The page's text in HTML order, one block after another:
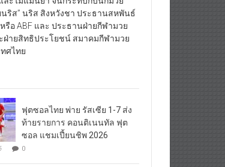
นริส” นริส สิงหวังชา ประธานสหพันธ์
รือ ABF และ ประธานฝ่ายกีฬามวย
ฝ่ายสิทธิประโยชน์ สมาคมกีฬามวย
ศไทย
ฟุตซอลไทย พ่าย รัสเซีย 1-7 ส่ง
ท้ายรายการ คอนติเนนทัล ฟุต
ซอล แชมเปี้ยนชิพ 2026
0